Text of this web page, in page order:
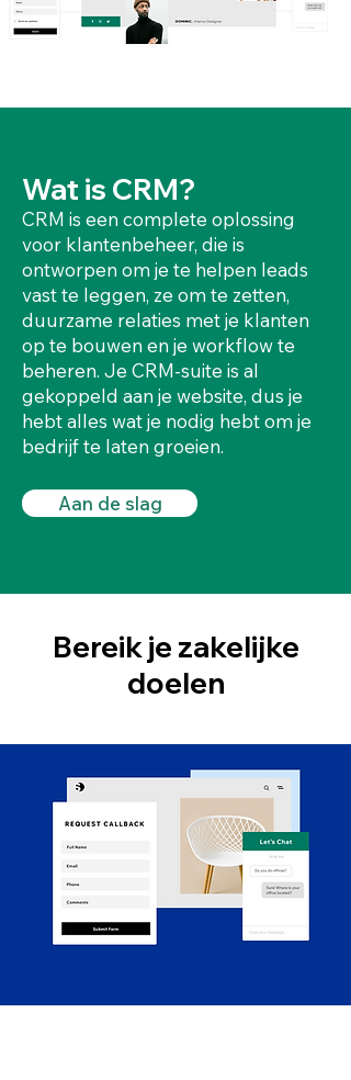
Wat is CRM?
CRM is een complete oplossing
voor klantenbeheer, die is
ontworpen om je te helpen leads
vast te leggen, ze om te zetten,
duurzame relaties met je klanten
op te bouwen en je workflow te
beheren. Je CRM-suite is al
gekoppeld aan je website, dus je
hebt alles wat je nodig hebt om je
bedrijf te laten groeien.
Aan de slag
Bereik je zakelijke
doelen